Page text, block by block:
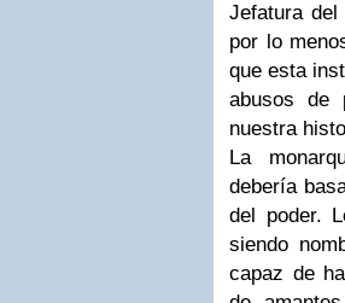
Jefatura
por lo
que esta
abusos de
nuestra
La
debería
del poder.
siendo
capaz de